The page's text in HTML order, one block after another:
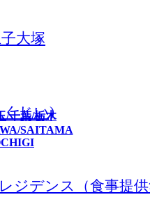
/千葉/栃木
SAITAMA
大塚
くじい)
ジデンス（食事提